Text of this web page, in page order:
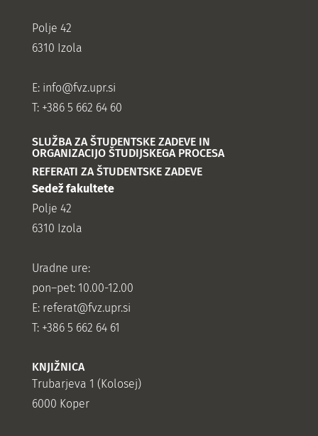
Polje 42
6310 Izola
E: info@fvz.upr.si
T: +386 5 662 64 60
SLUŽBA ZA ŠTUDENTSKE ZADEVE IN
ORGANIZACIJO ŠTUDIJSKEGA PROCESA
REFERATI ZA ŠTUDENTSKE ZADEVE
Sedež fakultete
Polje 42
6310 Izola
Uradne ure:
pon–pet: 10.00-12.00
E: referat@fvz.upr.si
T: +386 5 662 64 61
KNJIŽNICA
Trubarjeva 1 (Kolosej)
6000 Koper